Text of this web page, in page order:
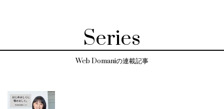
Series
Web Domaniの連載記事